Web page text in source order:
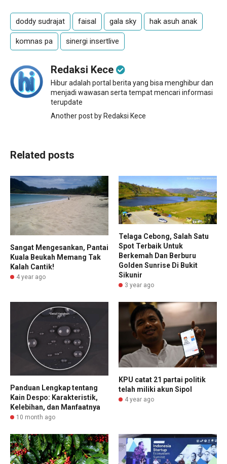
doddy sudrajat faisal gala sky hak asuh anak
komnas pa sinergi insertlive
Redaksi Kece
Hibur adalah portal berita yang bisa menghibur dan
menjadi wawasan serta tempat mencari informasi
terupdate
Another post by Redaksi Kece
Related posts
Sangat Mengesankan, Pantai
Kuala Beukah Memang Tak
Kalah Cantik!
4 year ago
Telaga Cebong, Salah Satu
Spot Terbaik Untuk
Berkemah Dan Berburu
Golden Sunrise Di Bukit
Sikunir
3 year ago
Panduan Lengkap tentang
Kain Despo: Karakteristik,
Kelebihan, dan Manfaatnya
10 month ago
KPU catat 21 partai politik
telah miliki akun Sipol
4 year ago